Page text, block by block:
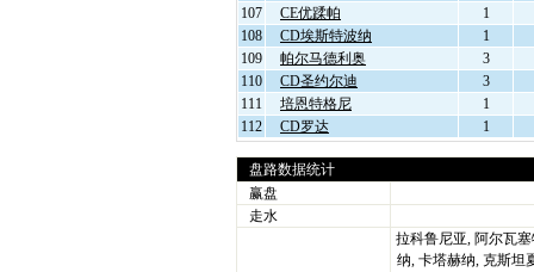
107
CE优蹂帕 1
108
CD埃斯特波纳 1
109
帕尔马德利奥 3
110
CD圣约尔迪 3
111
培恩特格尼 1
112
CD罗达 1
盘路数据统计
赢盘
走水
拉科鲁尼亚, 阿尔瓦
纳, 卡塔赫纳, 克斯坦